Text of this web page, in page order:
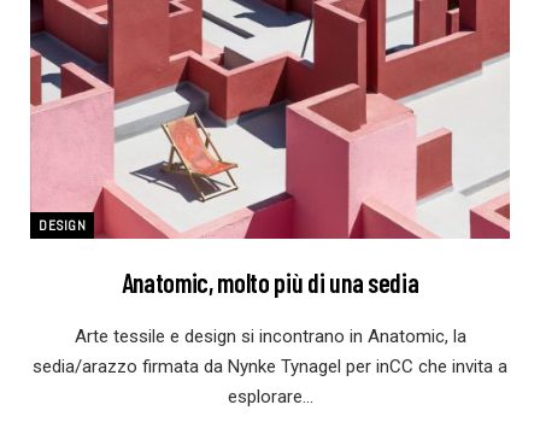
DESIGN
Anatomic, molto più di una sedia
Arte tessile e design si incontrano in Anatomic, la
sedia/arazzo firmata da Nynke Tynagel per inCC che invita a
esplorare…